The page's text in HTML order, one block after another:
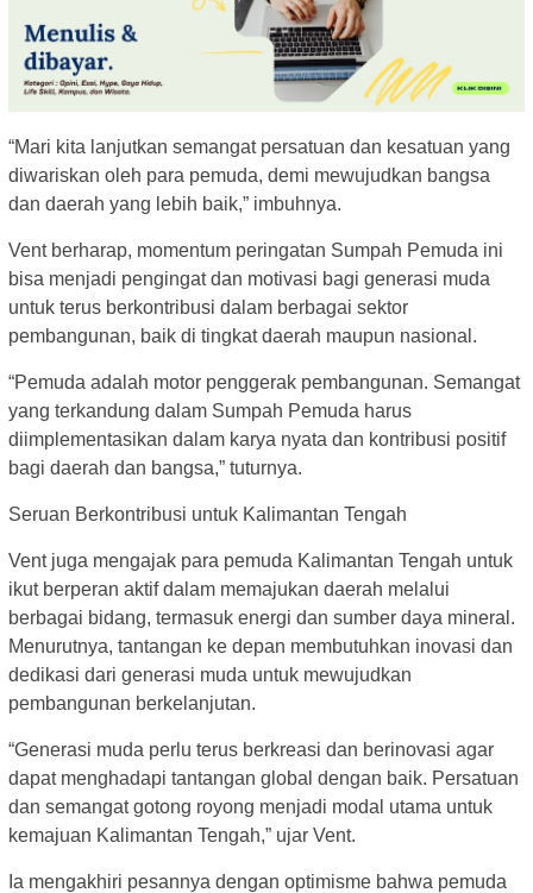
“Mari kita lanjutkan semangat persatuan dan kesatuan yang
diwariskan oleh para pemuda, demi mewujudkan bangsa
dan daerah yang lebih baik,” imbuhnya.
Vent berharap, momentum peringatan Sumpah Pemuda ini
bisa menjadi pengingat dan motivasi bagi generasi muda
untuk terus berkontribusi dalam berbagai sektor
pembangunan, baik di tingkat daerah maupun nasional.
“Pemuda adalah motor penggerak pembangunan. Semangat
yang terkandung dalam Sumpah Pemuda harus
diimplementasikan dalam karya nyata dan kontribusi positif
bagi daerah dan bangsa,” tuturnya.
Seruan Berkontribusi untuk Kalimantan Tengah
Vent juga mengajak para pemuda Kalimantan Tengah untuk
ikut berperan aktif dalam memajukan daerah melalui
berbagai bidang, termasuk energi dan sumber daya mineral.
Menurutnya, tantangan ke depan membutuhkan inovasi dan
dedikasi dari generasi muda untuk mewujudkan
pembangunan berkelanjutan.
“Generasi muda perlu terus berkreasi dan berinovasi agar
dapat menghadapi tantangan global dengan baik. Persatuan
dan semangat gotong royong menjadi modal utama untuk
kemajuan Kalimantan Tengah,” ujar Vent.
Ia mengakhiri pesannya dengan optimisme bahwa pemuda